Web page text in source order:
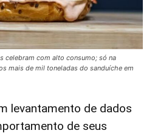
celebram com alto consumo; só na
mais de mil toneladas do sanduíche em
levantamento de dados
de seus